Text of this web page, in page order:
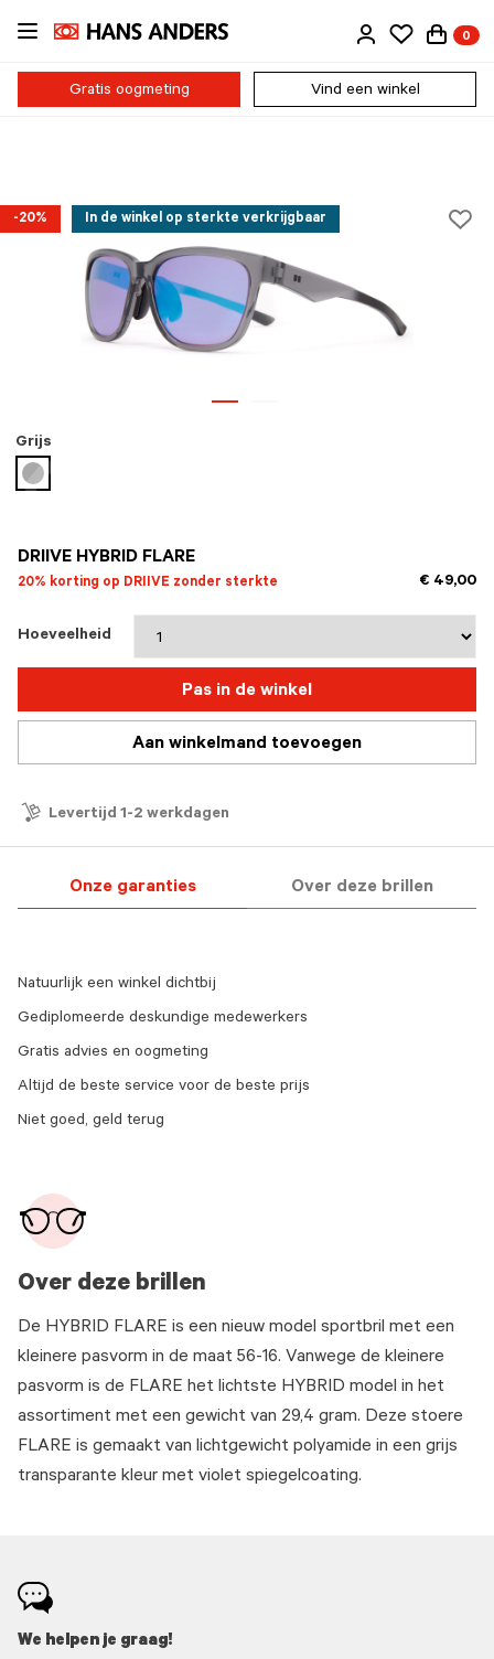
Ga
naar
inhoud
0
Gratis oogmeting Vind een winkel
-20% In de winkel op sterkte verkrijgbaar
DRIIVE HYBRID FLARE
20% korting op DRIIVE zonder sterkte € 49,00
Grijs
geselecteerd
Hoeveelheid
Pas in de winkel
Aan winkelmand toevoegen
Levertijd 1-2 werkdagen
Onze garanties Over deze brillen
Over deze brillen
De HYBRID FLARE is een nieuw model sportbril met een
kleinere pasvorm in de maat 56-16. Vanwege de kleinere
pasvorm is de FLARE het lichtste HYBRID model in het
assortiment met een gewicht van 29,4 gram. Deze stoere
FLARE is gemaakt van lichtgewicht polyamide in een grijs
transparante kleur met violet spiegelcoating.
Natuurlijk een winkel dichtbij
Gediplomeerde deskundige medewerkers
Gratis advies en oogmeting
Altijd de beste service voor de beste prijs
Niet goed, geld terug
We helpen je graag!